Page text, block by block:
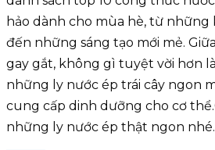
hảo dành cho mùa hè, từ
đến những sáng tạo mới mẻ.
gay gắt, không gì tuyệt vời hơn
những ly nước ép trái cây ngon
cung cấp dinh dưỡng cho cơ
những ly nước ép thật ngon nhé.